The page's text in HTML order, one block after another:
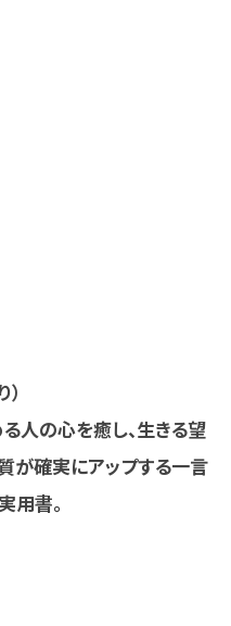
人の心を癒し、生きる望
が確実にアップする一言
用書。